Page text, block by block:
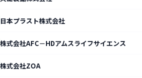
日本プラスト株式会社
株式会社AFC－HDアムスライフサイエンス
株式会社ZOA